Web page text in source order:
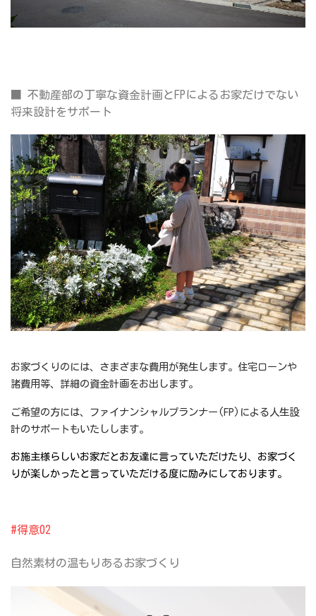
不動産部の丁寧な資金計画とFPによるお家だけでない
将来設計をサポート
お家づくりのには、さまざまな費用が発生します。住宅ローンや
諸費用等、詳細の資金計画をお出します。
ご希望の方には、ファイナンシャルプランナー(FP)による人生設
計のサポートもいたしします。
お施主様らしいお家だとお友達に言っていただけたり、お家づく
りが楽しかったと言っていただける度に励みにしております。
#得意02
自然素材の温もりあるお家づくり